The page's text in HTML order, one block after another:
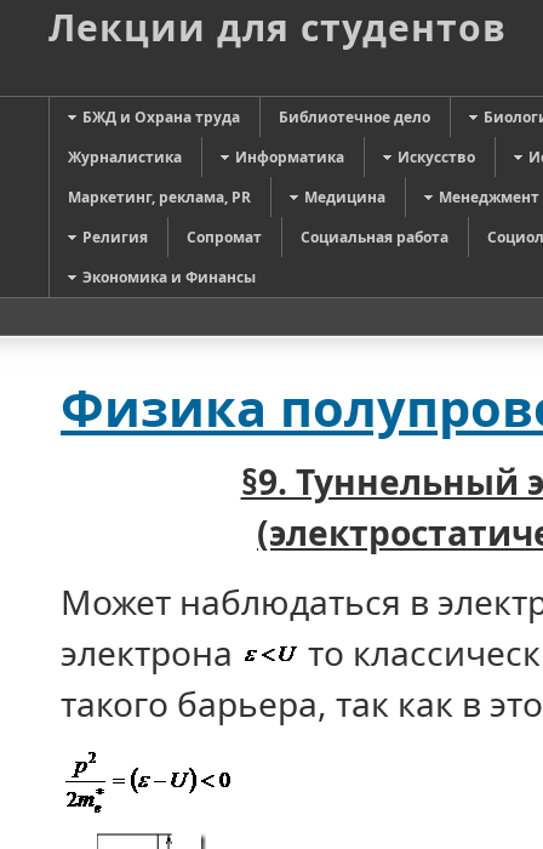
Лекции для студентов
БЖД и Охрана труда Библиотечное дело
Журналистика
Информатика Искусство
Маркетинг, реклама, PR
Медицина
Менеджмент
Религия
Сопромат Социальная работа
Экономика и Финансы
Физика
§9. Туннельный
Может наблюдаться в
электрона
то
такого барьера, так как в